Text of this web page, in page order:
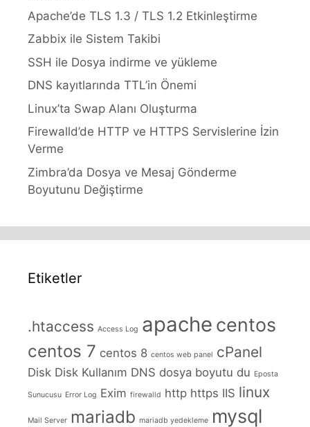
Apache’de TLS 1.3 / TLS 1.2 Etkinleştirme
Zabbix ile Sistem Takibi
SSH ile Dosya indirme ve yükleme
DNS kayıtlarında TTL’in Önemi
Linux’ta Swap Alanı Oluşturma
Firewalld’de HTTP ve HTTPS Servislerine İzin
Verme
Zimbra’da Dosya ve Mesaj Gönderme
Boyutunu Değiştirme
Etiketler
.htaccess Access Log apache centos
centos 7 centos 8 centos web panel cPanel
Disk Disk Kullanım DNS dosya boyutu du Eposta
Sunucusu Error Log Exim firewalld http https IIS linux
Mail Server mariadb mariadb yedekleme mysql